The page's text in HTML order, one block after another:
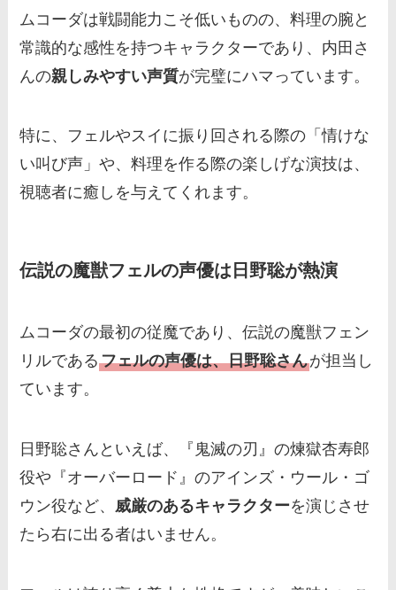
ムコーダは戦闘能力こそ低いものの、料理の腕と
常識的な感性を持つキャラクターであり、内田さ
んの親しみやすい声質が完璧にハマっています。
特に、フェルやスイに振り回される際の「情けな
い叫び声」や、料理を作る際の楽しげな演技は、
視聴者に癒しを与えてくれます。
伝説の魔獣フェルの声優は日野聡が熱演
ムコーダの最初の従魔であり、伝説の魔獣フェン
リルであるフェルの声優は、日野聡さんが担当し
ています。
日野聡さんといえば、『鬼滅の刃』の煉獄杏寿郎
役や『オーバーロード』のアインズ・ウール・ゴ
ウン役など、 威厳のあるキャラクターを演じさせ
たら右に出る者はいません。